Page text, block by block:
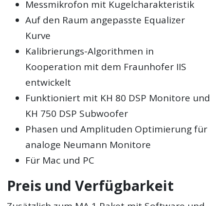
Messmikrofon mit Kugelcharakteristik
Auf den Raum angepasste Equalizer
Kurve
Kalibrierungs-Algorithmen in
Kooperation mit dem Fraunhofer IIS
entwickelt
Funktioniert mit KH 80 DSP Monitore und
KH 750 DSP Subwoofer
Phasen und Amplituden Optimierung für
analoge Neumann Monitore
Für Mac und PC
Preis und Verfügbarkeit